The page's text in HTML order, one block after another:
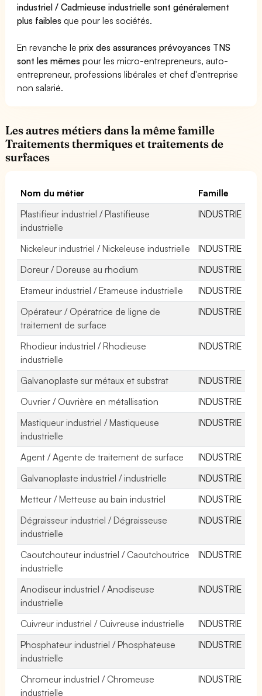
industriel / Cadmieuse industrielle sont généralement
plus faibles que pour les sociétés.
En revanche leprix des assurances prévoyances TNS
sont les mêmes pour les micro-entrepreneurs, auto-
entrepreneur, professions libérales et chef d'entreprise
non salarié.
Les autres métiers dans la même famille
Traitements thermiques et traitements de
surfaces
Nom du métier
Famille
Plastifieur industriel / Plastifieuse
industrielle
INDUSTRIE
Nickeleur industriel / Nickeleuse industrielle
INDUSTRIE
Doreur / Doreuse au rhodium
INDUSTRIE
Etameur industriel / Etameuse industrielle
INDUSTRIE
Opérateur / Opératrice de ligne de
traitement de surface
INDUSTRIE
Rhodieur industriel / Rhodieuse
industrielle
INDUSTRIE
Galvanoplaste sur métaux et substrat
INDUSTRIE
Ouvrier / Ouvrière en métallisation
INDUSTRIE
Mastiqueur industriel / Mastiqueuse
industrielle
INDUSTRIE
Agent / Agente de traitement de surface
INDUSTRIE
Galvanoplaste industriel / industrielle
INDUSTRIE
Metteur / Metteuse au bain industriel
INDUSTRIE
Dégraisseur industriel / Dégraisseuse
industrielle
INDUSTRIE
Caoutchouteur industriel / Caoutchoutrice
industrielle
INDUSTRIE
Anodiseur industriel / Anodiseuse
industrielle
INDUSTRIE
Cuivreur industriel / Cuivreuse industrielle
INDUSTRIE
Phosphateur industriel / Phosphateuse
industrielle
INDUSTRIE
Chromeur industriel / Chromeuse
industrielle
INDUSTRIE